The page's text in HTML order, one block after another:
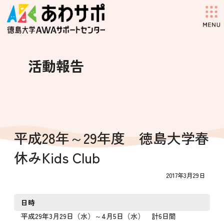
活動報告
平成28年～29年度 徳島大学春
休みKids Club
2017年3月29日
日時
平成29年3月29日（水）～4月5日（水） 計6日間